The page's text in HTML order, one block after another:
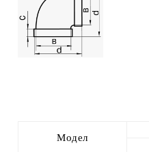
Модел